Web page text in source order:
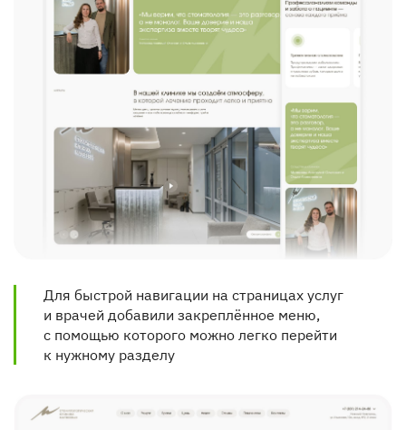
Для быстрой навигации на страницах услуг
и врачей добавили закреплённое меню,
с помощью которого можно легко перейти
к нужному разделу